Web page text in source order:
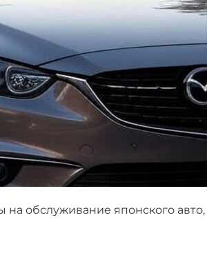
на обслуживание японского авто,